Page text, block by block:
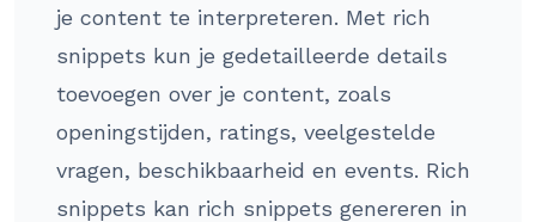
je content te interpreteren. Met rich
snippets kun je gedetailleerde details
toevoegen over je content, zoals
openingstijden, ratings, veelgestelde
vragen, beschikbaarheid en events. Rich
snippets kan rich snippets genereren in